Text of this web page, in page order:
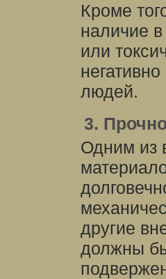
Кроме
наличие
или
людей.
3.
Одним из
другие
должны